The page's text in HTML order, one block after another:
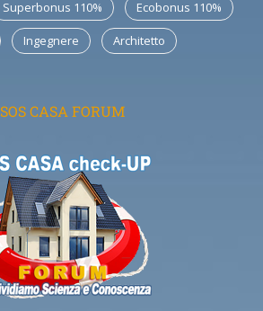
Superbonus 110% Ecobonus 110%
Ingegnere Architetto
SOS CASA FORUM